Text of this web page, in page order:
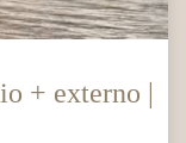
+ externo |